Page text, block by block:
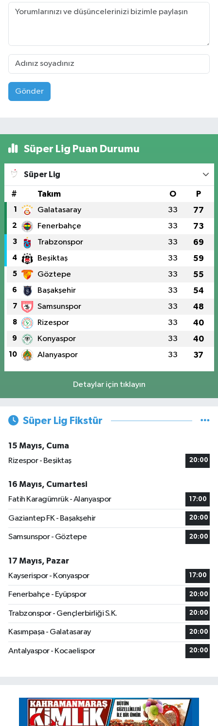
Gönder
Süper Lig Puan Durumu
Süper Lig
# Takım O P
1 Galatasaray 33 77
2 Fenerbahçe 33 73
3 Trabzonspor 33 69
4 Beşiktaş 33 59
5 Göztepe 33 55
6 Başakşehir 33 54
7 Samsunspor 33 48
8 Rizespor 33 40
9 Konyaspor 33 40
10 Alanyaspor 33 37
Detaylar için tıklayın
Süper Lig Fikstür
15 Mayıs, Cuma
Rizespor - Beşiktaş
20:00
16 Mayıs, Cumartesi
Fatih Karagümrük - Alanyaspor
17:00
Gaziantep FK - Başakşehir 20:00
Samsunspor - Göztepe 20:00
17 Mayıs, Pazar
Kayserispor - Konyaspor
17:00
Fenerbahçe - Eyüpspor 20:00
Trabzonspor - Gençlerbirliği S.K. 20:00
Kasımpaşa - Galatasaray 20:00
Antalyaspor - Kocaelispor 20:00